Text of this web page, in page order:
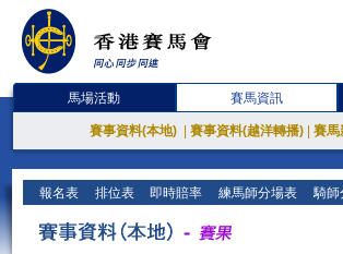
馬場活動 賽馬資訊
賽事資料(本地) 賽事資料(越洋轉播) 賽馬
報名表 排位表 即時賠率 練馬師分場表 騎師